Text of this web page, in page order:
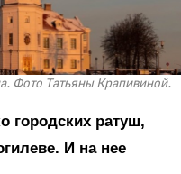
Фото Татьяны Крапивиной.
городских ратуш,
И на нее